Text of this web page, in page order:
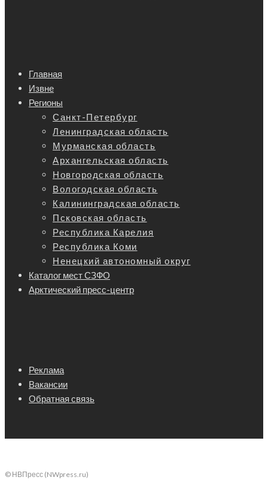
Главная
Извне
Регионы
Санкт-Петербург
Ленинградская область
Мурманская область
Архангельская область
Новгородская область
Вологодская область
Калининградская область
Псковская область
Республика Карелия
Республика Коми
Ненецкий автономный округ
Каталог мест СЗФО
Арктический пресс-центр
Реклама
Вакансии
Обратная связь
© НВПресс (NWpress.ru)